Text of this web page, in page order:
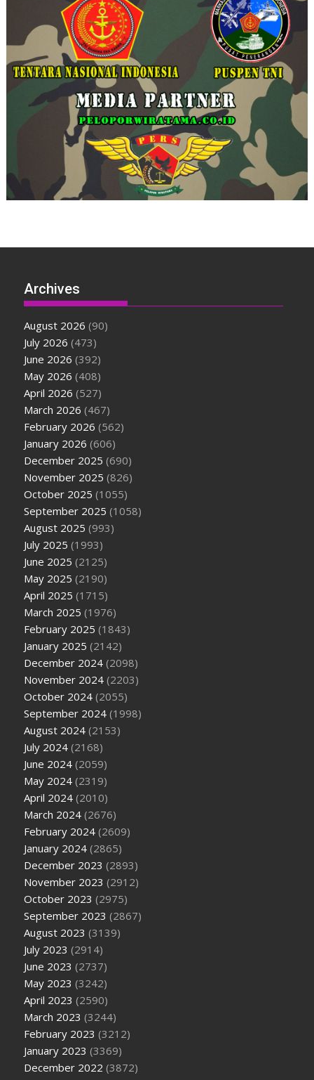
Archives
August 2026 (90)
July 2026 (473)
June 2026 (392)
May 2026 (408)
April 2026 (527)
March 2026 (467)
February 2026 (562)
January 2026 (606)
December 2025 (690)
November 2025 (826)
October 2025 (1055)
September 2025 (1058)
August 2025 (993)
July 2025 (1993)
June 2025 (2125)
May 2025 (2190)
April 2025 (1715)
March 2025 (1976)
February 2025 (1843)
January 2025 (2142)
December 2024 (2098)
November 2024 (2203)
October 2024 (2055)
September 2024 (1998)
August 2024 (2153)
July 2024 (2168)
June 2024 (2059)
May 2024 (2319)
April 2024 (2010)
March 2024 (2676)
February 2024 (2609)
January 2024 (2865)
December 2023 (2893)
November 2023 (2912)
October 2023 (2975)
September 2023 (2867)
August 2023 (3139)
July 2023 (2914)
June 2023 (2737)
May 2023 (3242)
April 2023 (2590)
March 2023 (3244)
February 2023 (3212)
January 2023 (3369)
December 2022 (3872)